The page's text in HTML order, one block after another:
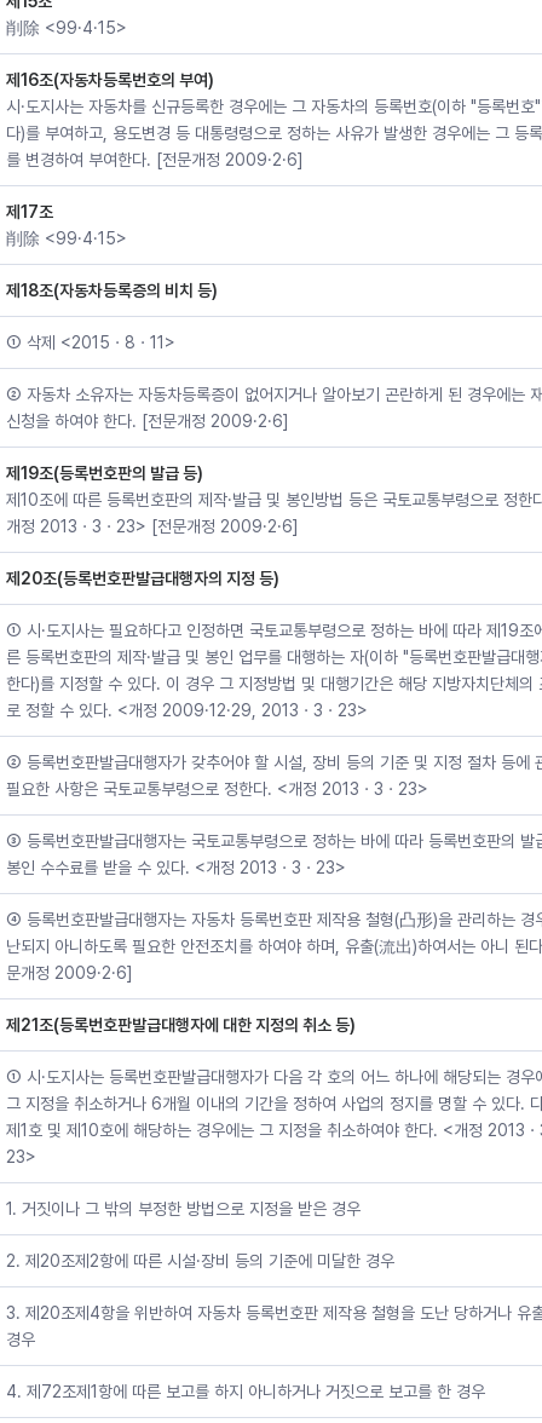
削除 <99·4·15>
제16조(자동차등록번호의 부여)
시·도지사는 자동차를 신규등록한 경우에는 그 자동차의 등록번호(이하 "등록번호
다)를 부여하고, 용도변경 등 대통령령으로 정하는 사유가 발생한 경우에는 그 등
를 변경하여 부여한다. [전문개정 2009·2·6]
제17조
削除 <99·4·15>
제18조(자동차등록증의 비치 등)
① 삭제 <2015ㆍ8ㆍ11>
② 자동차 소유자는 자동차등록증이 없어지거나 알아보기 곤란하게 된 경우에는
신청을 하여야 한다. [전문개정 2009·2·6]
제19조(등록번호판의 발급 등)
제10조에 따른 등록번호판의 제작·발급 및 봉인방법 등은 국토교통부령으로 정한
개정 2013ㆍ3ㆍ23> [전문개정 2009·2·6]
제20조(등록번호판발급대행자의 지정 등)
① 시·도지사는 필요하다고 인정하면 국토교통부령으로 정하는 바에 따라 제19조
른 등록번호판의 제작·발급 및 봉인 업무를 대행하는 자(이하 "등록번호판발급대
한다)를 지정할 수 있다. 이 경우 그 지정방법 및 대행기간은 해당 지방자치단체의
로 정할 수 있다. <개정 2009·12·29, 2013ㆍ3ㆍ23>
② 등록번호판발급대행자가 갖추어야 할 시설, 장비 등의 기준 및 지정 절차 등에
필요한 사항은 국토교통부령으로 정한다. <개정 2013ㆍ3ㆍ23>
③ 등록번호판발급대행자는 국토교통부령으로 정하는 바에 따라 등록번호판의 발
봉인 수수료를 받을 수 있다. <개정 2013ㆍ3ㆍ23>
④ 등록번호판발급대행자는 자동차 등록번호판 제작용 철형(凸形)을 관리하는 경
난되지 아니하도록 필요한 안전조치를 하여야 하며, 유출(流出)하여서는 아니 된
문개정 2009·2·6]
제21조(등록번호판발급대행자에 대한 지정의 취소 등)
① 시·도지사는 등록번호판발급대행자가 다음 각 호의 어느 하나에 해당되는 경우
그 지정을 취소하거나 6개월 이내의 기간을 정하여 사업의 정지를 명할 수 있다.
제1호 및 제10호에 해당하는 경우에는 그 지정을 취소하여야 한다. <개정 2013
23>
1. 거짓이나 그 밖의 부정한 방법으로 지정을 받은 경우
2. 제20조제2항에 따른 시설·장비 등의 기준에 미달한 경우
3. 제20조제4항을 위반하여 자동차 등록번호판 제작용 철형을 도난 당하거나 유
경우
4. 제72조제1항에 따른 보고를 하지 아니하거나 거짓으로 보고를 한 경우